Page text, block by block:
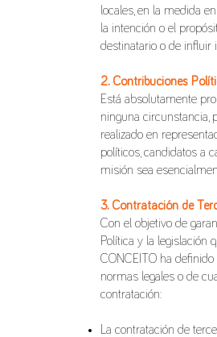
locales, en la medida
la intención o el
destinatario o de influir
2. Contribuciones
Está absolutamente
ninguna circunstancia,
realizado en
políticos, candidatos a
misión sea
3. Contratación de
Con el objetivo de
Política y la legislación
CONCEITO ha
normas legales o de
contratación:
La contratación de